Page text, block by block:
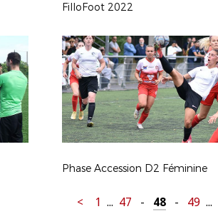
FilloFoot 2022
Phase Accession D2 Féminine
< 1 ... 47 - 48 - 49 ...